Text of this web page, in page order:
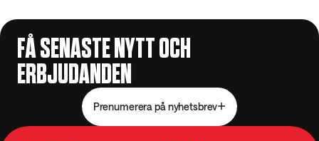
FÅ SENASTE NYTT OCH
ERBJUDANDEN
Prenumerera på nyhetsbrev